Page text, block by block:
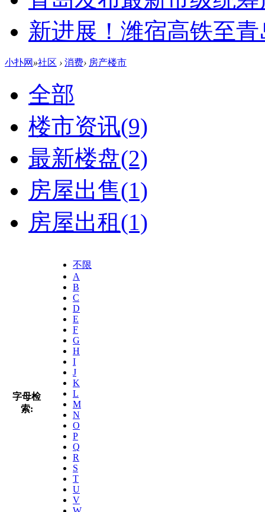
新进展！潍宿高铁至
小扑网 »社区 › 消费› 房产楼市
全部
楼市资讯(9)
最新楼盘(2)
房屋出售(1)
房屋出租(1)
字母检
索:
不限
A
B
C
D
E
F
G
H
I
J
K
L
M
N
O
P
Q
R
S
T
U
V